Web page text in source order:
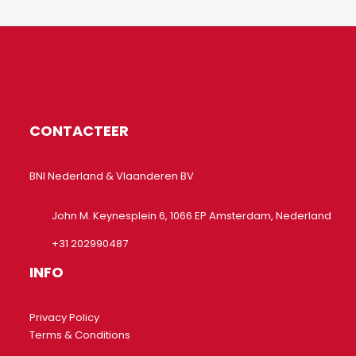
CONTACTEER
BNI Nederland & Vlaanderen BV
John M. Keynesplein 6, 1066 EP Amsterdam, Nederland
+31 202990487
INFO
Privacy Policy
Terms & Conditions